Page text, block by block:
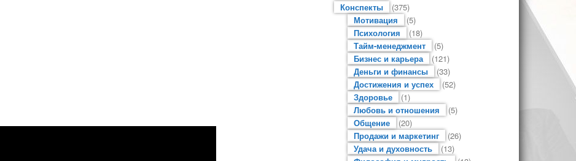
Конспекты
(375)
Мотивация
(5)
Психология
(18)
Тайм-менеджмент
(5)
Бизнес и карьера
(121)
Деньги и финансы
(33)
Достижения и успех
(52)
Здоровье
(1)
Любовь и отношения
(5)
Общение
(20)
Продажи и маркетинг
(26)
Удача и духовность
(13)